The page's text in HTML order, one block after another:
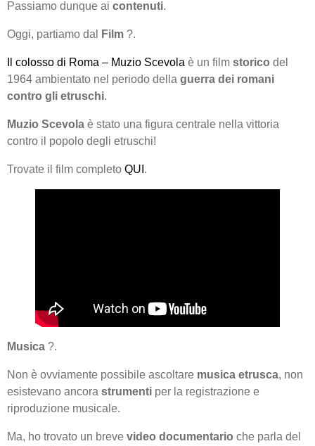
Passiamo dunque ai contenuti.
Oggi, partiamo dal Film ?.
Il colosso di Roma – Muzio Scevola è un film storico del
1964 ambientato nel periodo della guerra dei romani
contro gli etruschi.
Muzio Scevola è stato una figura centrale nella vittoria
contro il popolo degli etruschi!
Trovate il film completo QUI .
Musica ?.
Non è ovviamente possibile ascoltare musica etrusca, non
esistevano ancora strumenti per la registrazione e
riproduzione musicale.
Ma, ho trovato un breve video documentario che parla del